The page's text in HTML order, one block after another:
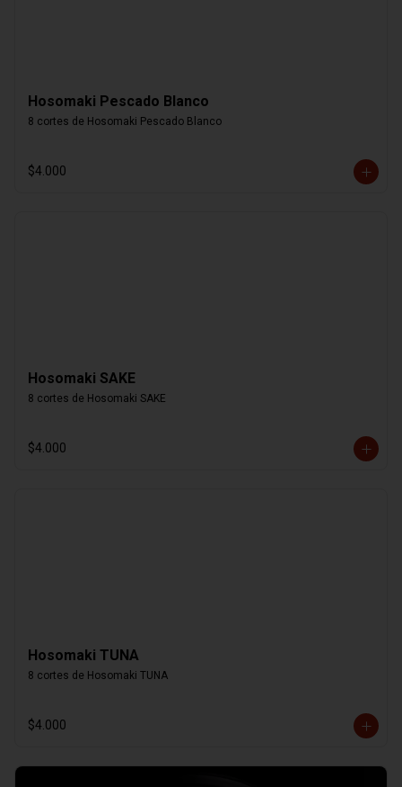
Hosomaki Pescado Blanco
8 cortes de Hosomaki Pescado Blanco
$4.000
Hosomaki SAKE
8 cortes de Hosomaki SAKE
$4.000
Hosomaki TUNA
8 cortes de Hosomaki TUNA
$4.000